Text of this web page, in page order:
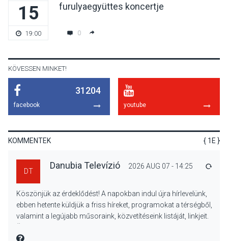
KULTÚRA
A napokban is nő a
talajközeli ózonmennyiség
15
19:00
furulyaegyüttes koncertje
0
KÖVESSEN MINKET!
31204
facebook youtube
KOMMENTEK { 1E }
DT
Danubia Televízió 2026 AUG 07 - 14:25
Köszönjük az érdeklődést! A napokban indul újra hírlevelünk,
ebben hetente küldjük a friss híreket, programokat a térségből,
valamint a legújabb műsoraink, közvetítéseink listáját, linkjeit.
MIRE MONDTA